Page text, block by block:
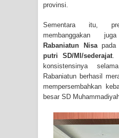
provinsi.
Sementara itu,
membanggakan
Rabaniatun Nisapada
putri SD/MI/sederajat.
konsistensinya
Rabaniatun berhasil
mempersembahkan
besar SD